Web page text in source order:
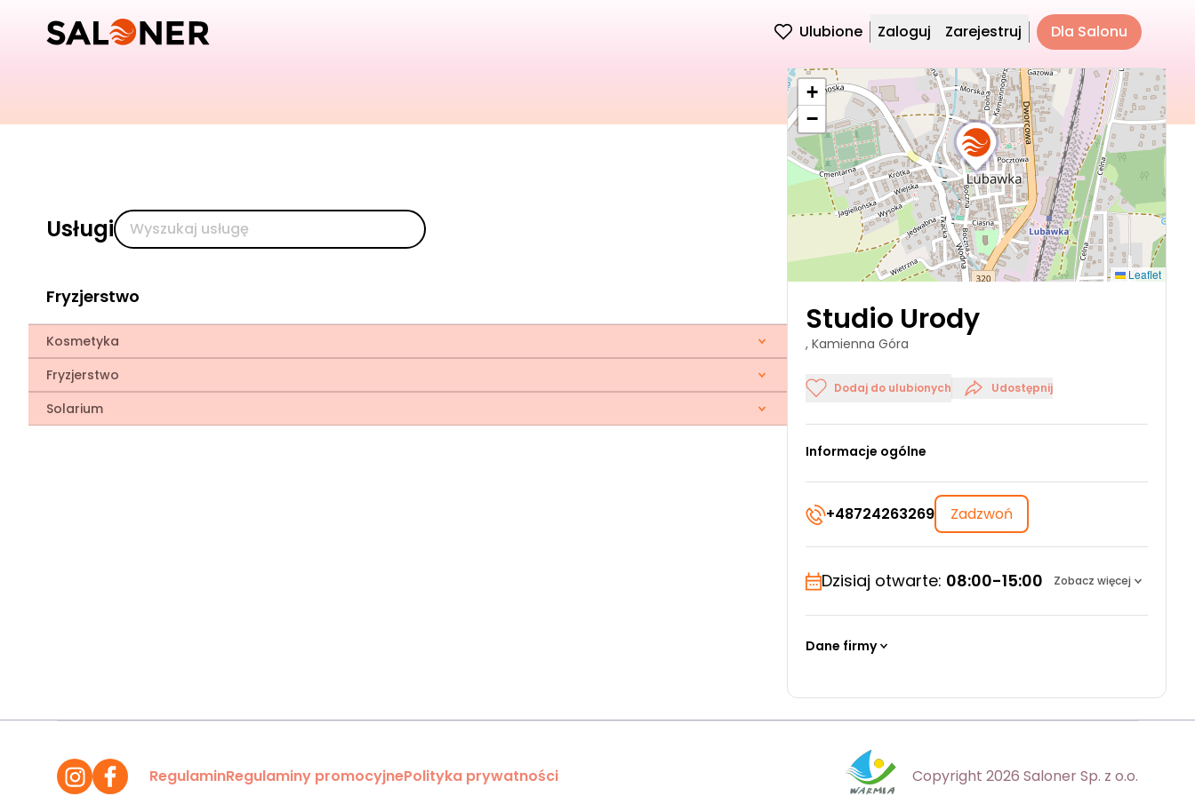
Ulubione Zaloguj Zarejestruj Dla Salonu
Usługi
Fryzjerstwo
Kosmetyka
Fryzjerstwo
Solarium
+
−
Leaflet
Studio Urody
, Kamienna Góra
Dodaj do ulubionych Udostępnij
Informacje ogólne
+48724263269 Zadzwoń
Dzisiaj otwarte: 08:00-15:00 Zobacz więcej
Dane firmy
RegulaminRegulaminy promocyjnePolityka prywatności Copyright 2026 Saloner Sp. z o.o.